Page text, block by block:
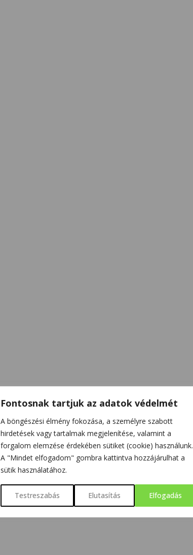
Fontosnak tartjuk az adatok védelmét
A böngészési élmény fokozása, a személyre szabott
hirdetések vagy tartalmak megjelenítése, valamint a
forgalom elemzése érdekében sütiket (cookie) használunk.
A "Mindet elfogadom" gombra kattintva hozzájárulhat a
sütik használatához.
Testreszabás Elutasítás Elfogadás